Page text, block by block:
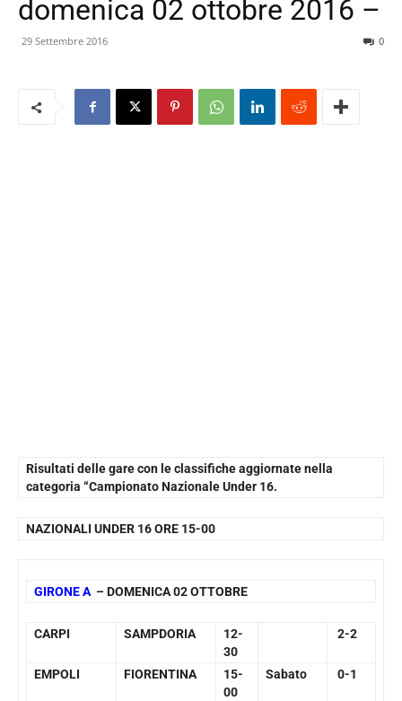
domenica 02 ottobre 2016 –
29 Settembre 2016 0
Risultati delle gare con le classifiche aggiornate nella
categoria “Campionato Nazionale Under 16.
NAZIONALI UNDER 16 ORE 15-00
GIRONE A – DOMENICA 02 OTTOBRE
CARPI SAMPDORIA
12-
30
2-2
EMPOLI FIORENTINA
15-
00
Sabato 0-1